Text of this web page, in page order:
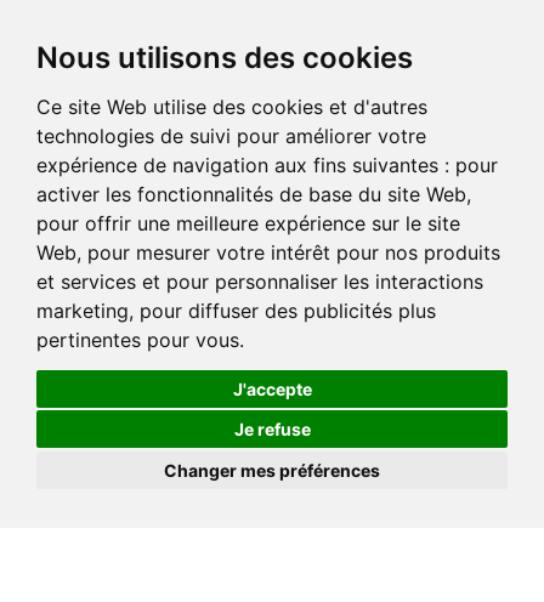
Nous utilisons des cookies
Ce site Web utilise des cookies et d'autres
technologies de suivi pour améliorer votre
expérience de navigation aux fins suivantes : pour
activer les fonctionnalités de base du site Web,
pour offrir une meilleure expérience sur le site
Web, pour mesurer votre intérêt pour nos produits
et services et pour personnaliser les interactions
marketing, pour diffuser des publicités plus
pertinentes pour vous.
J'accepte
Je refuse
Changer mes préférences